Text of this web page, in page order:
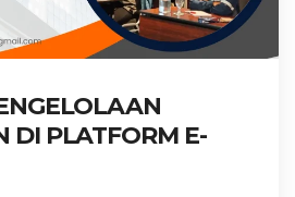
DI PLATFORM E-